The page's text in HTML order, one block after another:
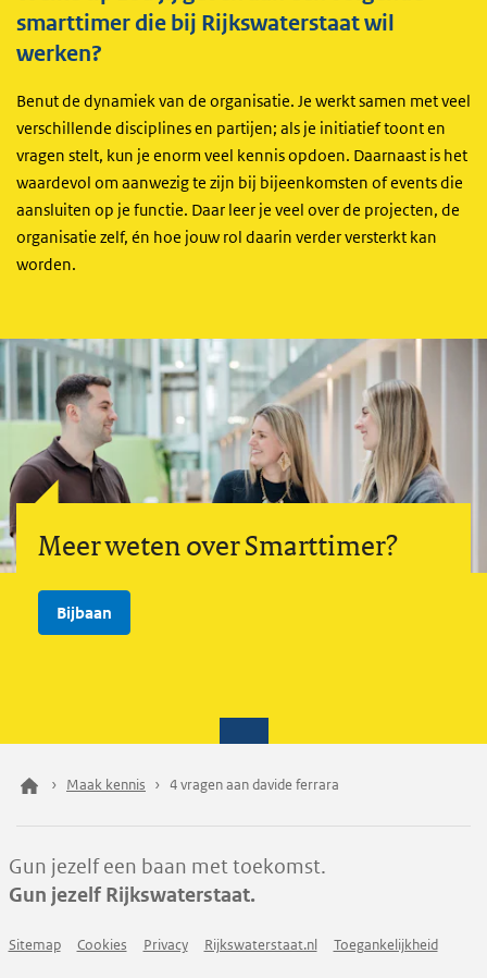
smarttimer die bij Rijkswaterstaat wil
werken?
Benut de dynamiek van de organisatie. Je werkt samen met veel
verschillende disciplines en partijen; als je initiatief toont en
vragen stelt, kun je enorm veel kennis opdoen. Daarnaast is het
waardevol om aanwezig te zijn bij bijeenkomsten of events die
aansluiten op je functie. Daar leer je veel over de projecten, de
organisatie zelf, én hoe jouw rol daarin verder versterkt kan
worden.
Meer weten over Smarttimer?
Bijbaan
Maak kennis 4 vragen aan davide ferrara
Gun jezelf een baan met toekomst.
Gun jezelf Rijkswaterstaat.
Sitemap Cookies Privacy Rijkswaterstaat.nl Toegankelijkheid